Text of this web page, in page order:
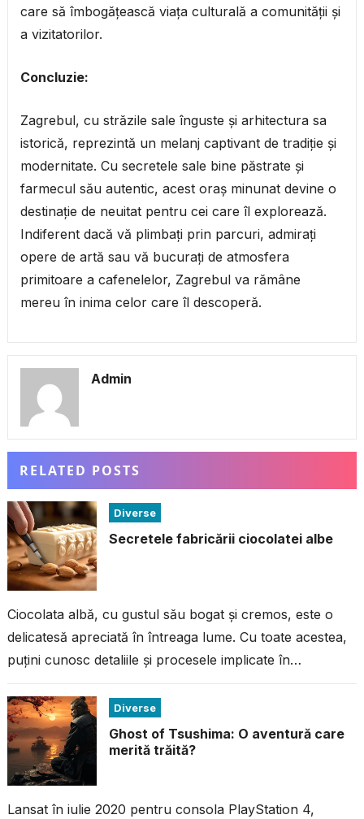
care să îmbogățească viața culturală a comunității și
a vizitatorilor.
Concluzie:
Zagrebul, cu străzile sale înguste și arhitectura sa
istorică, reprezintă un melanj captivant de tradiție și
modernitate. Cu secretele sale bine păstrate și
farmecul său autentic, acest oraș minunat devine o
destinație de neuitat pentru cei care îl explorează.
Indiferent dacă vă plimbați prin parcuri, admirați
opere de artă sau vă bucurați de atmosfera
primitoare a cafenelelor, Zagrebul va rămâne
mereu în inima celor care îl descoperă.
Admin
RELATED POSTS
Diverse
Secretele fabricării ciocolatei albe
Ciocolata albă, cu gustul său bogat și cremos, este o
delicatesă apreciată în întreaga lume. Cu toate acestea,
puțini cunosc detaliile și procesele implicate în
Diverse
Ghost of Tsushima: O aventură care
merită trăită?
Lansat în iulie 2020 pentru consola PlayStation 4,